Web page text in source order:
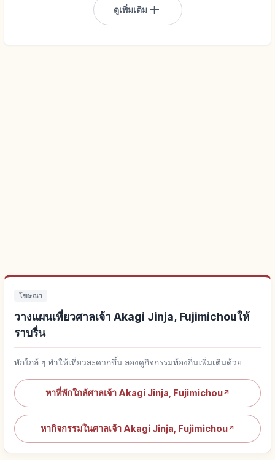
ดูเพิ่มเติมadd
โฆษณา
วางแผนเที่ยวศาลเจ้า Akagi Jinja, Fujimichouให้
ราบรื่น
พักใกล้ ๆ ทำให้เที่ยวสะดวกขึ้น ลองดูกิจกรรมท้องถิ่นเพิ่มเติมด้วย
หาที่พักใกล้ศาลเจ้า Akagi Jinja, Fujimichou↗
หากิจกรรมในศาลเจ้า Akagi Jinja, Fujimichou↗